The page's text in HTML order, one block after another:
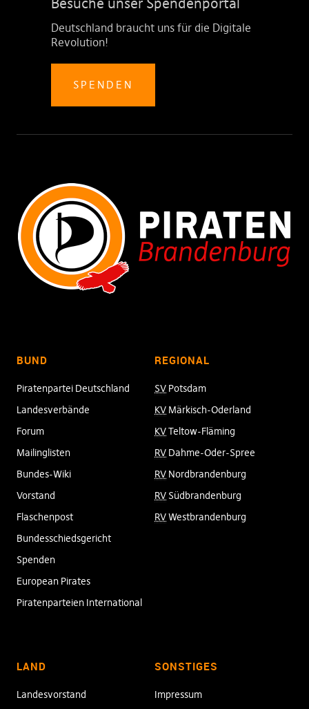
Deutschland braucht uns für die Digitale
Revolution!
SPENDEN
BUND
Piratenpartei Deutschland
Landesverbände
Forum
Mailinglisten
Bundes-Wiki
Vorstand
Flaschenpost
Bundesschiedsgericht
Spenden
European Pirates
Piratenparteien International
REGIONAL
SV Potsdam
KV Märkisch-Oderland
KVTeltow-Fläming
RV Dahme-Oder-Spree
RV Nordbrandenburg
RV Südbrandenburg
RVWestbrandenburg
LAND
Landesvorstand
SONSTIGES
Impressum